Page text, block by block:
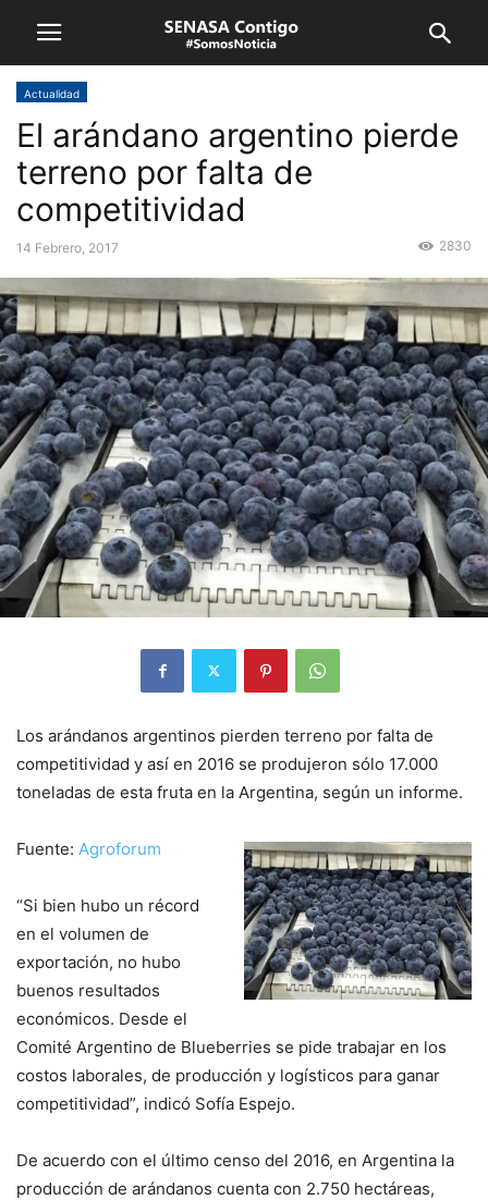
Actualidad
El arándano argentino pierde
terreno por falta de
competitividad
14 Febrero, 2017 2830
Los arándanos argentinos pierden terreno por falta de
competitividad y así en 2016 se produjeron sólo 17.000
toneladas de esta fruta en la Argentina, según un informe.
Fuente: Agroforum
“Si bien hubo un récord
en el volumen de
exportación, no hubo
buenos resultados
económicos. Desde el
Comité Argentino de Blueberries se pide trabajar en los
costos laborales, de producción y logísticos para ganar
competitividad”, indicó Sofía Espejo.
De acuerdo con el último censo del 2016, en Argentina la
producción de arándanos cuenta con 2.750 hectáreas,